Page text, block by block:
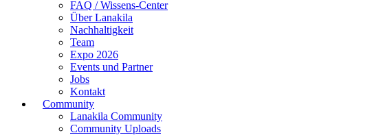
FAQ / Wissens-Center
Über Lanakila
Nachhaltigkeit
Team
Expo 2026
Events und Partner
Jobs
Kontakt
Community
Lanakila Community
Community Uploads